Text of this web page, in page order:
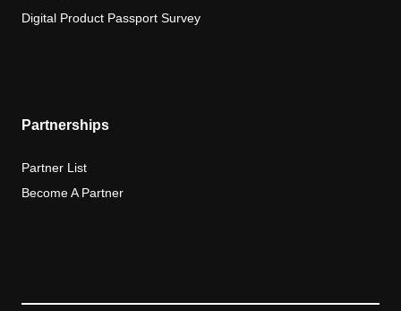
Digital Product Passport Survey
Partnerships
Partner List
Become A Partner